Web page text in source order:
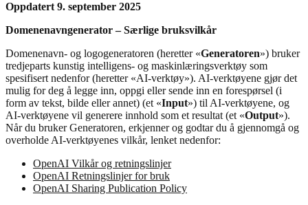
Oppdatert 9. september 2025
Domenenavngenerator – Særlige bruksvilkår
Domenenavn- og logogeneratoren (heretter «Generatoren») bruker
tredjeparts kunstig intelligens- og maskinlæringsverktøy som
spesifisert nedenfor (heretter «AI-verktøy»). AI-verktøyene gjør det
mulig for deg å legge inn, oppgi eller sende inn en forespørsel (i
form av tekst, bilde eller annet) (et «Input») til AI-verktøyene, og
AI-verktøyene vil generere innhold som et resultat (et «Output»).
Når du bruker Generatoren, erkjenner og godtar du å gjennomgå og
overholde AI-verktøyenes vilkår, lenket nedenfor:
OpenAI Vilkår og retningslinjer
OpenAI Retningslinjer for bruk
OpenAI Sharing Publication Policy